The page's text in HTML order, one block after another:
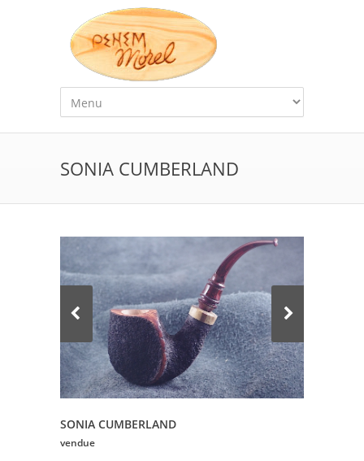
SONIA CUMBERLAND
SONIA CUMBERLAND
vendue